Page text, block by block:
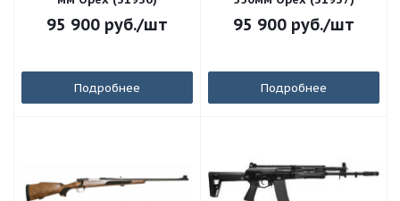
95 900 руб./шт
Подробнее
95 900 руб./шт
Подробнее